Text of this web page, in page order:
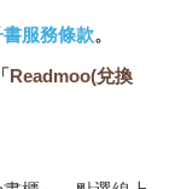
服務條款。
Readmoo(兌換